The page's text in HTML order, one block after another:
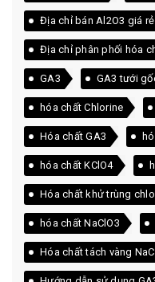
Địa chỉ bán Al2O3 giá rẻ
Địa chỉ phân phối hóa
GA3 GA3 tưới
hóa chất Chlorine
Hóa chất GA3
hóa chất KClO4
Hóa chất khử trùng
hóa chất NaClO3
Hóa chất tách vàng